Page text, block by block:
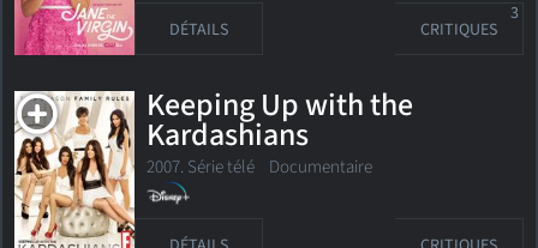
DÉTAILS CRITIQUES
3
Keeping Up with the
Kardashians
2007. Série télé Documentaire